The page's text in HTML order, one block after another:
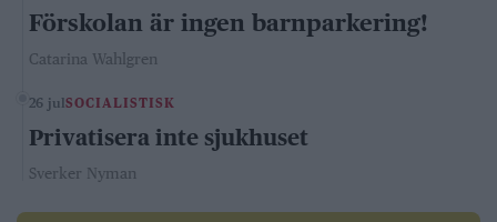
Förskolan är ingen barnparkering!
Catarina Wahlgren
26 julSOCIALISTISK
Privatisera inte sjukhuset
Sverker Nyman